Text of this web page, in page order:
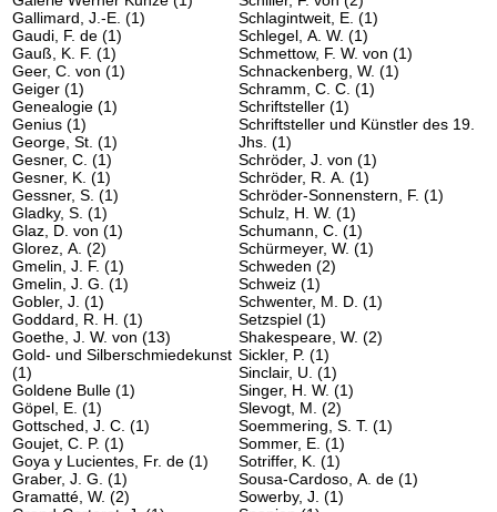
Gallimard, J.-E.(1)
Gaudi, F. de(1)
Gauß, K. F.(1)
Geer, C. von(1)
Geiger(1)
Genealogie(1)
Genius(1)
George, St.(1)
Gesner, C.(1)
Gesner, K.(1)
Gessner, S.(1)
Gladky, S.(1)
Glaz, D. von(1)
Glorez, A.(2)
Gmelin, J. F.(1)
Gmelin, J. G.(1)
Gobler, J.(1)
Goddard, R. H.(1)
Goethe, J. W. von(13)
Gold- und Silberschmiedekunst
(1)
Goldene Bulle(1)
Göpel, E.(1)
Gottsched, J. C.(1)
Goujet, C. P.(1)
Goya y Lucientes, Fr. de(1)
Graber, J. G.(1)
Gramatté, W.(2)
Schlagintweit, E.(1)
Schlegel, A. W.(1)
Schmettow, F. W. von(1)
Schnackenberg, W.(1)
Schramm, C. C.(1)
Schriftsteller(1)
Schriftsteller und Künstler des 19.
Jhs.(1)
Schröder, J. von(1)
Schröder, R. A.(1)
Schröder-Sonnenstern, F.(1)
Schulz, H. W.(1)
Schumann, C.(1)
Schürmeyer, W.(1)
Schweden(2)
Schweiz(1)
Schwenter, M. D.(1)
Setzspiel(1)
Shakespeare, W.(2)
Sickler, P.(1)
Sinclair, U.(1)
Singer, H. W.(1)
Slevogt, M.(2)
Soemmering, S. T.(1)
Sommer, E.(1)
Sotriffer, K.(1)
Sousa-Cardoso, A. de(1)
Sowerby, J.(1)